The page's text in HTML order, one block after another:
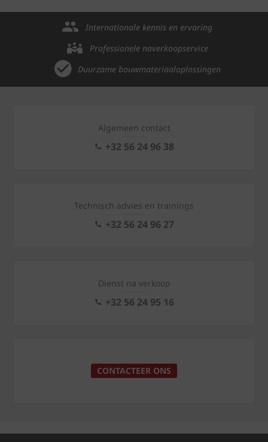
Internationale kennis en ervaring
Professionele naverkoopservice
Duurzame bouwmateriaaloplossingen
Algemeen contact
+32 56 24 96 38
Technisch advies en trainings
+32 56 24 96 27
Dienst na verkoop
+32 56 24 95 16
CONTACTEER ONS